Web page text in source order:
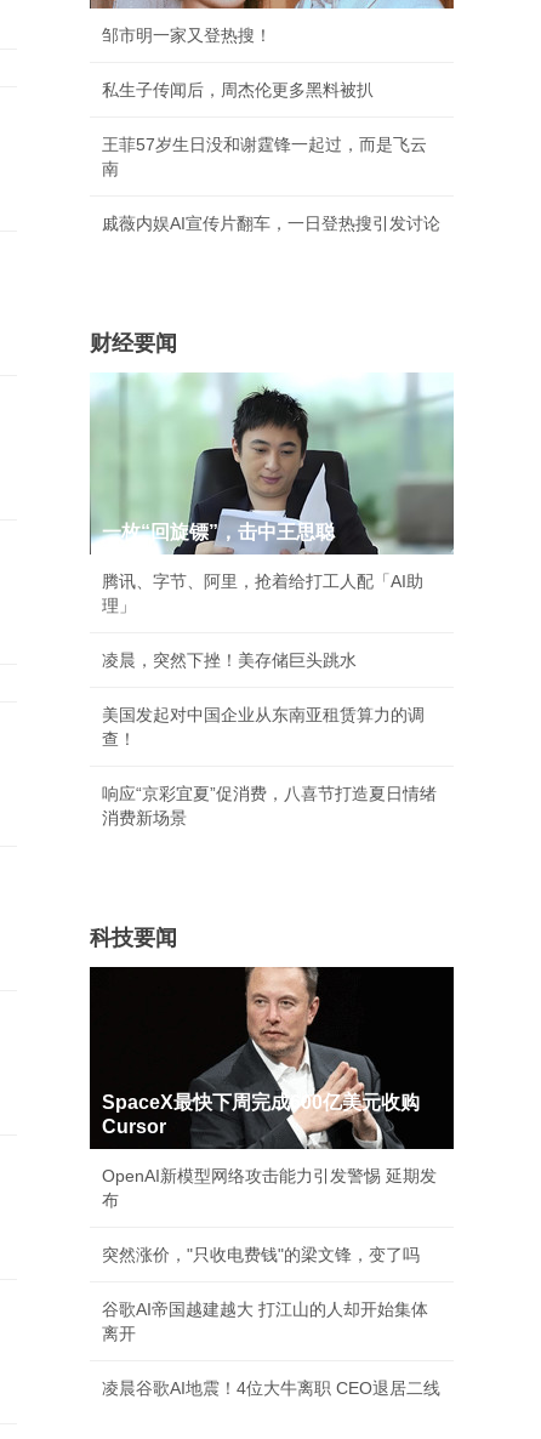
邹市明一家又登热搜！
私生子传闻后，周杰伦更多黑料被扒
王菲57岁生日没和谢霆锋一起过，而是飞云
南
戚薇内娱AI宣传片翻车，一日登热搜引发讨论
财经要闻
一枚“回旋镖”，击中王思聪
腾讯、字节、阿里，抢着给打工人配「AI助
理」
凌晨，突然下挫！美存储巨头跳水
美国发起对中国企业从东南亚租赁算力的调
查！
响应“京彩宜夏”促消费，八喜节打造夏日情绪
消费新场景
科技要闻
SpaceX最快下周完成600亿美元收购
Cursor
OpenAI新模型网络攻击能力引发警惕 延期发
布
突然涨价，"只收电费钱"的梁文锋，变了吗
谷歌AI帝国越建越大 打江山的人却开始集体
离开
凌晨谷歌AI地震！4位大牛离职 CEO退居二线